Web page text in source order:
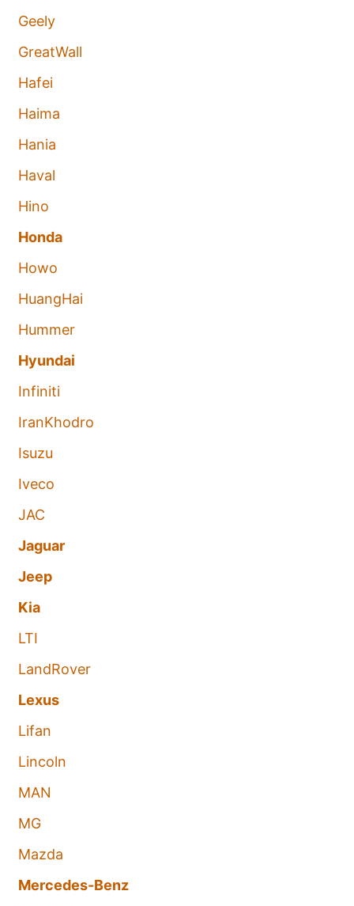
Geely
GreatWall
Hafei
Haima
Hania
Haval
Hino
Honda
Howo
HuangHai
Hummer
Hyundai
Infiniti
IranKhodro
Isuzu
Iveco
JAC
Jaguar
Jeep
Kia
LTI
LandRover
Lexus
Lifan
Lincoln
MAN
MG
Mazda
Mercedes-Benz